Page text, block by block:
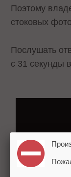
Поэтому
стоковых
Послушать
с 31 секунды